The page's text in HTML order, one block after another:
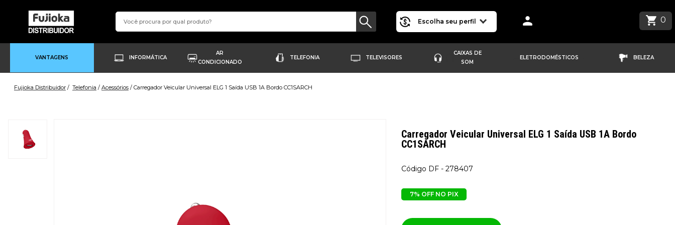
Escolha seu perfil 0
VANTAGENS INFORMÁTICA
AR
CONDICIONADO
TELEFONIA TELEVISORES
CAIXAS DE
SOM
ELETRODOMÉSTICOS BELEZA
Fujioka Distribuidor Telefonia Acessórios Carregador Veicular Universal ELG 1 Saída USB 1A Bordo CC1SARCH
Carregador Veicular Universal ELG 1 Saída USB 1A Bordo
CC1SARCH
DF - 278407
7% OFF NO PIX